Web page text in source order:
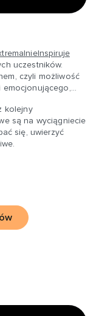
uczestników.
czyli możliwość
emocjonującego,
kolejny
są na wyciągniecie
się, uwierzyć